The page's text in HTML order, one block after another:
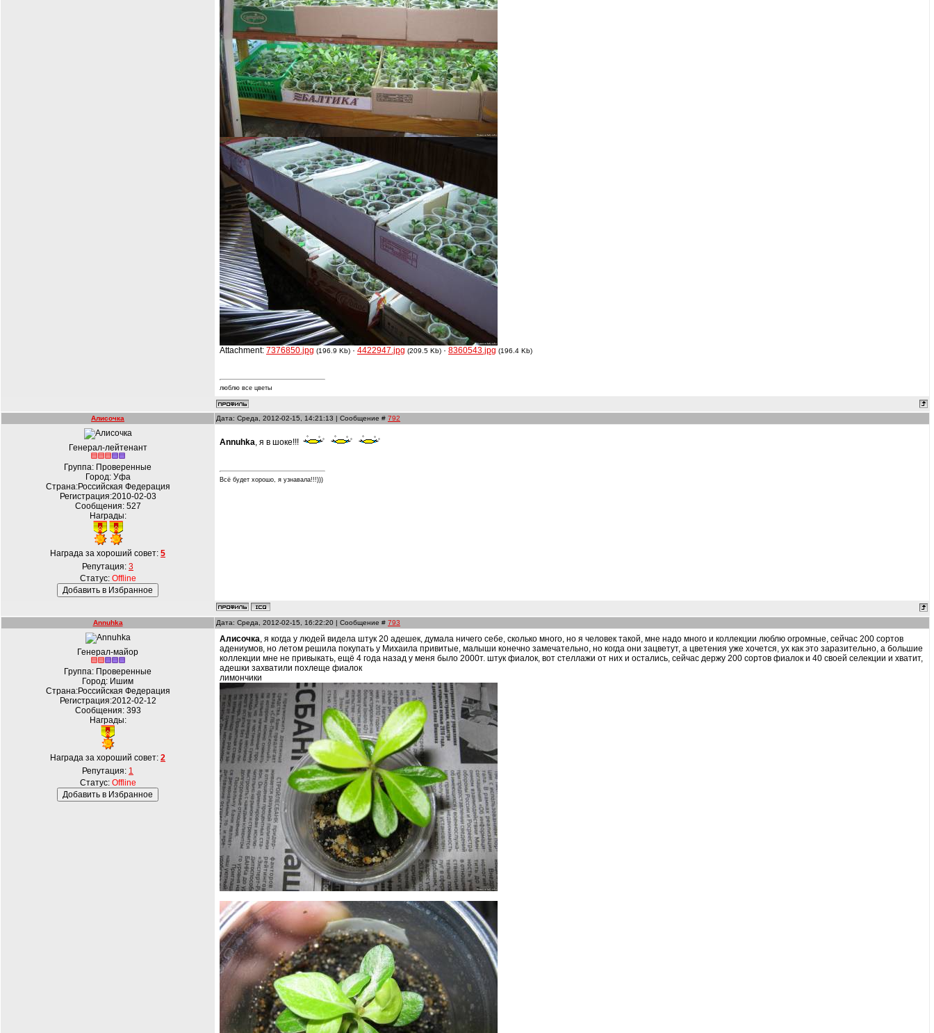
Attachment: 7376850.jpg (196.9 Kb) · 4422947.jpg (209.5 Kb) · 8360543.jpg (196.4 Kb)
люблю все цветы
Алисочка Дата: Среда, 2012-02-15, 14:21:13 | Сообщение # 792
Генерал-лейтенант
Группа: Проверенные
Город: Уфа
Страна:Российская Федерация
Регистрация:2010-02-03
Сообщения: 527
Награды:
Награда за хороший совет: 5
Репутация: 3
Статус: Offline
Annuhka, я в шоке!!!
Всё будет хорошо, я узнавала!!!)))
Annuhka Дата: Среда, 2012-02-15, 16:22:20 | Сообщение # 793
Генерал-майор
Группа: Проверенные
Город: Ишим
Страна:Российская Федерация
Регистрация:2012-02-12
Сообщения: 393
Награды:
Награда за хороший совет: 2
Репутация: 1
Статус: Offline
Алисочка, я когда у людей видела штук 20 адешек, думала ничего себе, сколько много, но я человек такой, мне надо много и коллекции люблю огромные, сейчас 200 сортов
адениумов, но летом решила покупать у Михаила привитые, малыши конечно замечательно, но когда они зацветут, а цветения уже хочется, ух как это заразительно, а большие
коллекции мне не привыкать, ещё 4 года назад у меня было 2000т. штук фиалок, вот стеллажи от них и остались, сейчас держу 200 сортов фиалок и 40 своей селекции и хватит,
адешки захватили похлеще фиалок
лимончики